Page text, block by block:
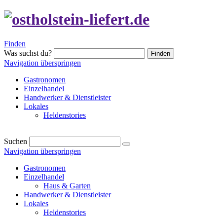
Finden
Was suchst du?
Finden
Navigation überspringen
Gastronomen
Einzelhandel
Handwerker & Dienstleister
Lokales
Heldenstories
Suchen
Navigation überspringen
Gastronomen
Einzelhandel
Haus & Garten
Handwerker & Dienstleister
Lokales
Heldenstories